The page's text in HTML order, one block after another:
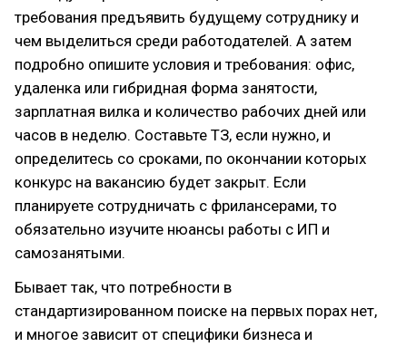
требования предъявить будущему сотруднику и
чем выделиться среди работодателей. А затем
подробно опишите условия и требования: офис,
удаленка или гибридная форма занятости,
зарплатная вилка и количество рабочих дней или
часов в неделю. Составьте ТЗ, если нужно, и
определитесь со сроками, по окончании которых
конкурс на вакансию будет закрыт. Если
планируете сотрудничать с фрилансерами, то
обязательно изучите нюансы работы с ИП и
самозанятыми.
Бывает так, что потребности в
стандартизированном поиске на первых порах нет,
и многое зависит от специфики бизнеса и